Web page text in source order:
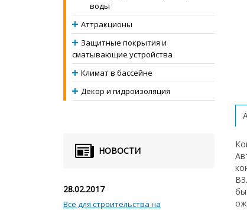
воды
Аттракционы
Защитные покрытия и
сматывающие устройства
Климат в бассейне
Декор и гидроизоляция
НОВОСТИ
28.02.2017
Все для строительства на